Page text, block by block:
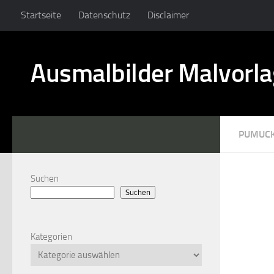
Startseite Datenschutz Disclaimer
Ausmalbilder
Suchen
Suchen
Kategorien